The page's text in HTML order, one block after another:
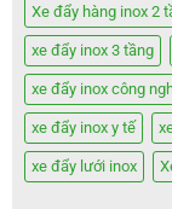
Xe đẩy hàng inox 2
xe đẩy inox 3 tầng
xe đẩy inox công
xe đẩy inox y tế
xe đẩy lưới inox